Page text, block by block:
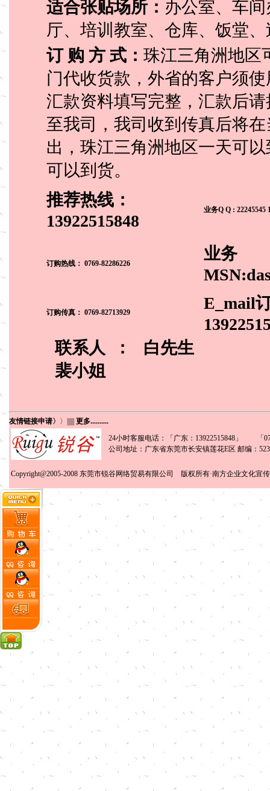
适合张贴场所： 办公室、车
厅、培训教室、仓库、饭堂
订 购 方 式： 珠江三角洲地区
门代收货款，外省的客户须
汇款资料填写完整，汇款后
至我司，我司收到传真后将
出，珠江三角洲地区一天可
可以到货。
推荐热线：
13922515848
业务Q Q : 22245545
订购热线： 0769-82286226
业务
订购传真： 0769-82713929
E_mail
联系人 ：
白先生
裴小姐
友情链接申请〉 〉
更多..........
24小时客服电话：「广东：13922515848」 「
公司地址：广东省东莞市长安镇莲花E区 邮编：
Copyright@2005-2008 东莞市锐谷网络贸易有限公司 版权所有·南方企业文化宣